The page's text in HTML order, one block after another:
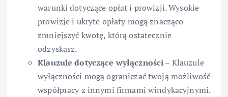
warunki dotyczące opłat i prowizji. Wysokie
prowizje i ukryte opłaty mogą znacząco
zmniejszyć kwotę, którą ostatecznie
odzyskasz.
Klauzule dotyczące wyłączności– Klauzule
wyłączności mogą ograniczać twoją możliwość
współpracy z innymi firmami windykacyjnymi.